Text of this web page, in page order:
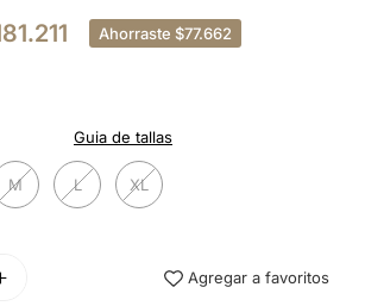
Ahorraste $77.662
Guia de tallas
M L XL
Agregar a favoritos